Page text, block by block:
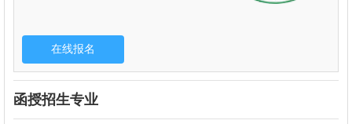
函授招生专业